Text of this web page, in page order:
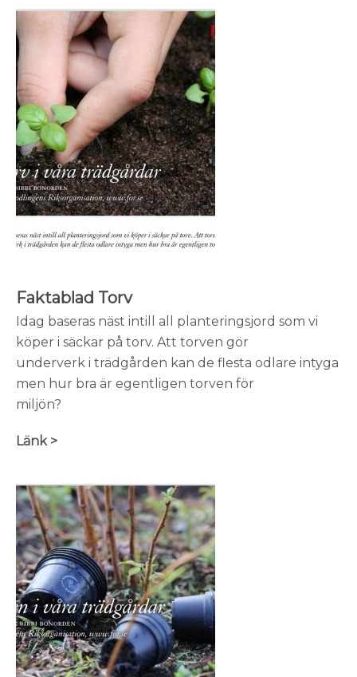
Faktablad Torv
Idag baseras näst intill all planteringsjord som vi
köper i säckar på torv. Att torven gör
underverk i trädgården kan de flesta odlare intyga
men hur bra är egentligen torven för
miljön?
Länk >